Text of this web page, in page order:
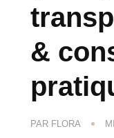
&
PAR FLORA